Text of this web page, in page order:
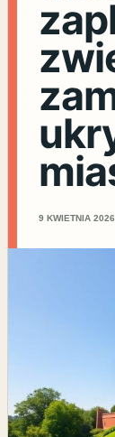
9 KWIETNIA 2026